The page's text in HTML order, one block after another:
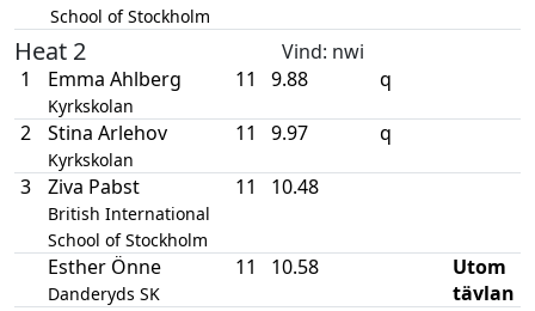
School of Stockholm
Heat 2 Vind: nwi
1
Emma Ahlberg
Kyrkskolan
11 9.88 q
2 Stina Arlehov
Kyrkskolan
11 9.97 q
3 Ziva Pabst
British International
School of Stockholm
11 10.48
Esther Önne
Danderyds SK
11 10.58
Utom
tävlan